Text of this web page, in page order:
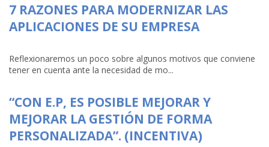
7 RAZONES PARA MODERNIZAR LAS
APLICACIONES DE SU EMPRESA
Reflexionaremos un poco sobre algunos motivos que conviene
tener en cuenta ante la necesidad de mo...
“CON E.P, ES POSIBLE MEJORAR Y
MEJORAR LA GESTIÓN DE FORMA
PERSONALIZADA”. (INCENTIVA)